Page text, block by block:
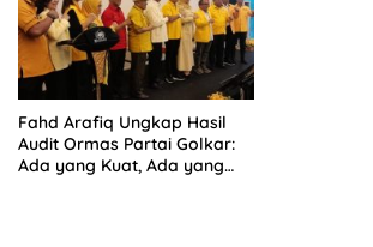
Fahd Arafiq Ungkap Hasil
Audit Ormas Partai Golkar:
Ada yang Kuat, Ada yang